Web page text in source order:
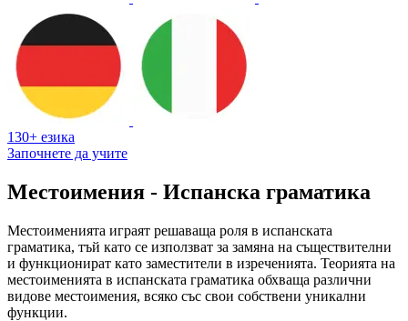
130+ езика
Започнете да учите
Местоимения - Испанска граматика
Местоименията играят решаваща роля в испанската
граматика, тъй като се използват за замяна на съществителни
и функционират като заместители в изреченията. Теорията на
местоименията в испанската граматика обхваща различни
видове местоимения, всяко със свои собствени уникални
функции.